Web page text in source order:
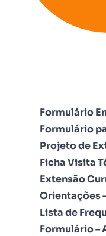
Formulário
Formulário
Projeto de
Ficha Visita
Extensão
Orientações
Lista de
Formulário –